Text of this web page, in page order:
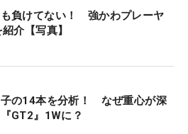
利、妹・鈴の吉田姉妹もそろ
ってはホステス大会で、初
国ツアーからスポット参戦す
も出席。ディフェンディング
負けてない！ 強かわプレーヤ
介【写真】
の14本を分析！ なぜ重心が深
GT2』1Wに？